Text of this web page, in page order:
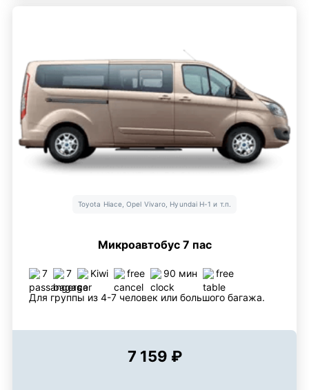
Toyota Hiace, Opel Vivaro, Hyundai H-1 и т.п.
Микроавтобус 7 пас
7 7 Kiwi free 90 мин free
Для группы из 4-7 человек или большого багажа.
7 159 ₽